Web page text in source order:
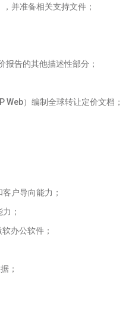
并准备相关支持文件；
报告的其他描述性部分；
Web）编制全球转让定价文档；
户导向能力；
；
办公软件；
；